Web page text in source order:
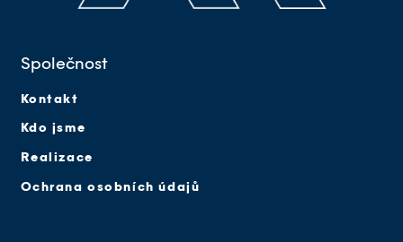
Společnost
Kontakt
Kdo jsme
Realizace
Ochrana osobních údajů